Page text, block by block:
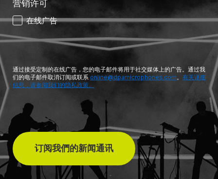
营销许可
在线广告
通过接受定制的在线广告，您的电子邮件将用于社交媒体上的广告。通过我
们的电子邮件取消订阅或联系 online@dpamicrophones.com 。 有关详细
信息，请参阅我们的隐私政策。
订阅我們的新闻通讯